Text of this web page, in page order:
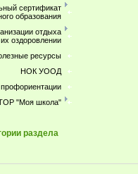
сертификат
образования
отдыха
оздоровлении
ресурсы
НОК УООД
"Моя школа"
раздела